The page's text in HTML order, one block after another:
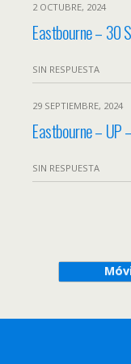
2 OCTUBRE, 2024
Eastbourne – 30
SIN RESPUESTA
29 SEPTIEMBRE, 2024
Eastbourne – UP
SIN RESPUESTA